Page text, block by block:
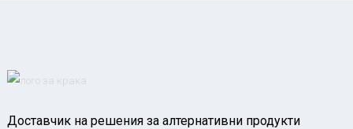
Доставчик на решения за алтернативни продукти